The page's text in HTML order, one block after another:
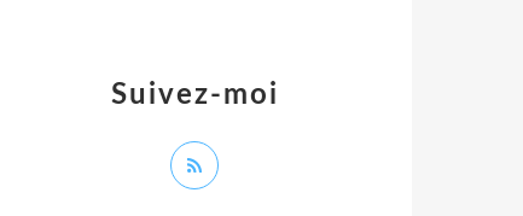
Suivez-moi